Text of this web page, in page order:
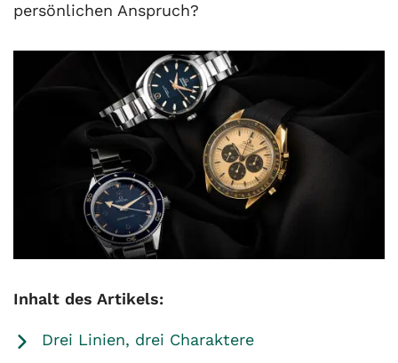
persönlichen Anspruch?
Inhalt des Artikels:
Drei Linien, drei Charaktere